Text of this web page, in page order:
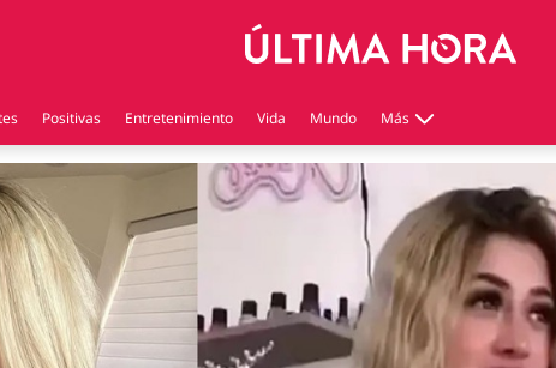
Positivas Entretenimiento Vida Mundo Más
Virales
Tecnología
Economía
Estilo de vida
Contenido patrocinado
Instagram